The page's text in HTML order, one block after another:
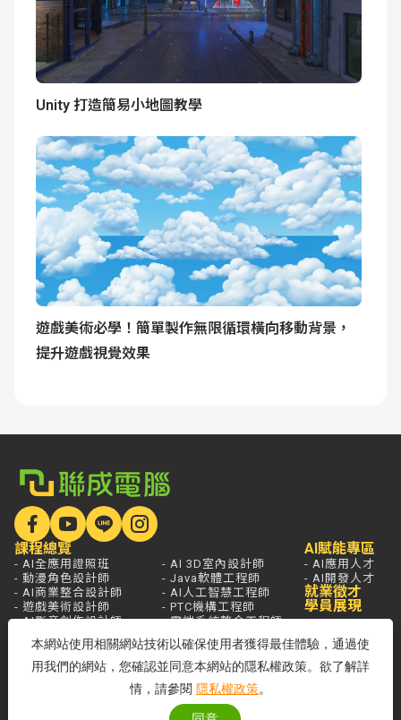
Unity 打造簡易小地圖教學
遊戲美術必學！簡單製作無限循環橫向移動背景，
提升遊戲視覺效果
課程總覽
- AI全應用證照班
- 動漫角色設計師
- AI商業整合設計師
- 遊戲美術設計師
- AI影音創作設計師
- AI遊戲程式設計師
- AI Agent應用開發工程師
- AI 3D室內設計師
- Java軟體工程師
- AI人工智慧工程師
- PTC機構工程師
- 雲端系統整合工程師
- 資訊安全工程師
AI賦能專區
- AI應用人才
- AI開發人才
就業徵才
學員展現
學員服務
關於聯成
- 國家登錄AI人才培訓機構
熱門新聞
分校據點
開課查詢
本網站使用相關網站技術以確保使用者獲得最佳體驗，通過使
用我們的網站，您確認並同意本網站的隱私權政策。欲了解詳
情，請參閱 隱私權政策。